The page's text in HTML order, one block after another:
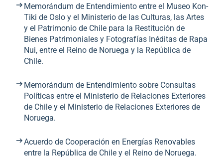
Memorándum de Entendimiento entre el Museo Kon-
Tiki de Oslo y el Ministerio de las Culturas, las Artes
y el Patrimonio de Chile para la Restitución de
Bienes Patrimoniales y Fotografías Inéditas de Rapa
Nui, entre el Reino de Noruega y la República de
Chile.
Memorándum de Entendimiento sobre Consultas
Políticas entre el Ministerio de Relaciones Exteriores
de Chile y el Ministerio de Relaciones Exteriores de
Noruega.
Acuerdo de Cooperación en Energías Renovables
entre la República de Chile y el Reino de Noruega.